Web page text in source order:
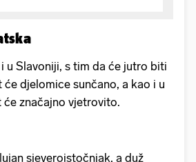
u Slavoniji, s tim da će jutro biti
djelomice sunčano, a kao i u
značajno vjetrovito.
sjeveroistočnjak, a duž